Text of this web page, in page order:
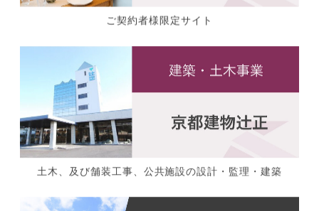
ご契約者様限定サイト
土木、及び舗装工事、公共施設の設計・監理・建築